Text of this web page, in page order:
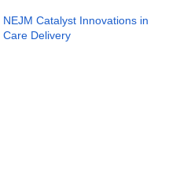
NEJM Catalyst Innovations in
Care Delivery